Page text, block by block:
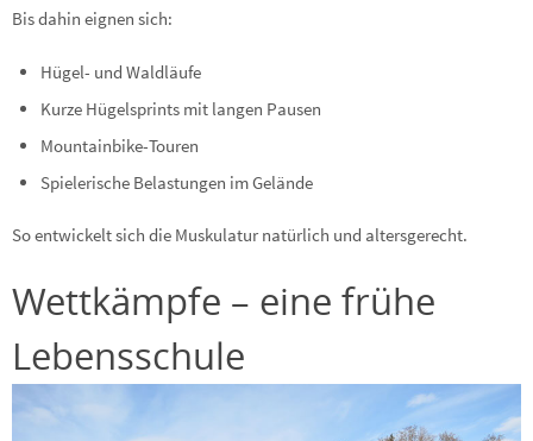
Bis dahin eignen sich:
Hügel- und Waldläufe
Kurze Hügelsprints mit langen Pausen
Mountainbike-Touren
Spielerische Belastungen im Gelände
So entwickelt sich die Muskulatur natürlich und altersgerecht.
Wettkämpfe – eine frühe
Lebensschule